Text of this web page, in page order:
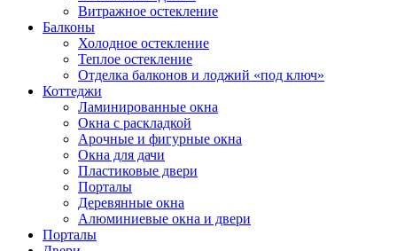
Витражное остекление
Балконы
Холодное остекление
Теплое остекление
Отделка балконов и лоджий «под ключ»
Коттеджи
Ламинированные окна
Окна с раскладкой
Арочные и фигурные окна
Окна для дачи
Пластиковые двери
Порталы
Деревянные окна
Алюминиевые окна и двери
Порталы